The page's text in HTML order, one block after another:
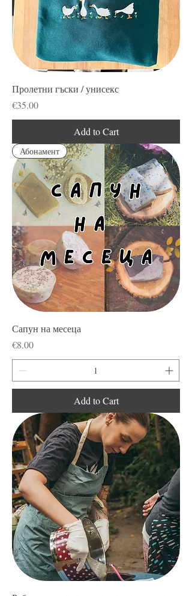
Пролетни гъски / унисекс
Price
€35.00
Add to Cart
Абонамент
Сапун на месеца
Price
€8.00
Add to Cart